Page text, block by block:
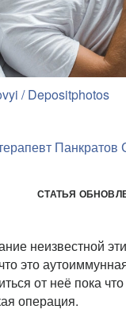
/ Depositphotos
Панкратов
СТАТЬЯ
неизвестной
это
от неё пока
операция.